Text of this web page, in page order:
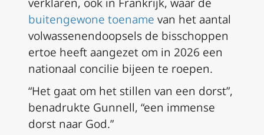
buitengewone toename van het aantal
volwassenendoopsels de bisschoppen
ertoe heeft aangezet om in 2026 een
nationaal concilie bijeen te roepen.
“Het gaat om het stillen van een dorst”,
benadrukte Gunnell, “een immense
dorst naar God.”